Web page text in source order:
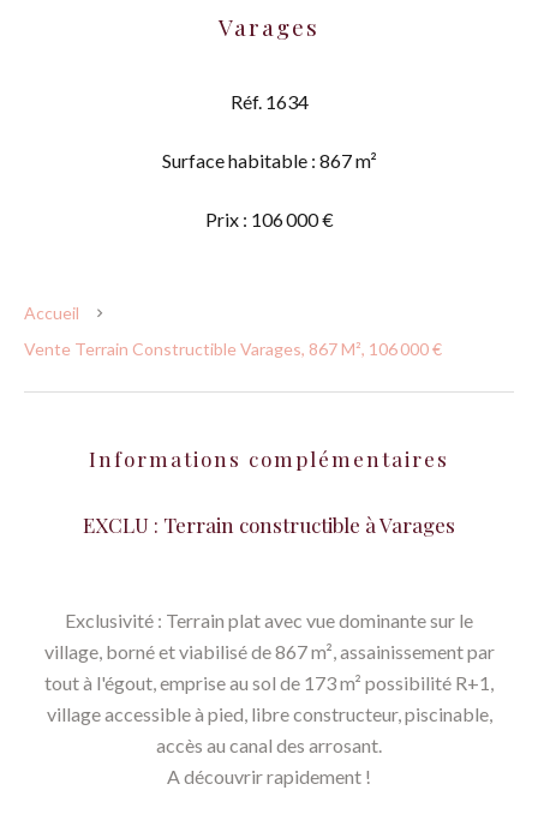
Varages
Réf. 1634
Surface habitable : 867 m²
Prix : 106 000 €
Accueil
Vente Terrain Constructible Varages, 867 M², 106 000 €
Informations complémentaires
EXCLU : Terrain constructible à Varages
Exclusivité : Terrain plat avec vue dominante sur le
village, borné et viabilisé de 867 m², assainissement par
tout à l'égout, emprise au sol de 173 m² possibilité R+1,
village accessible à pied, libre constructeur, piscinable,
accès au canal des arrosant.
A découvrir rapidement !